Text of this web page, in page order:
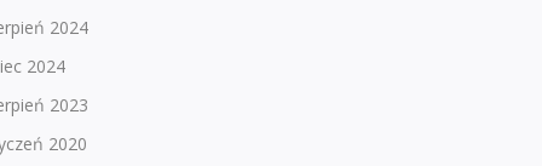
2024
2024
2023
2020